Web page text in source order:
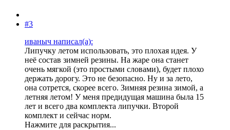
#3
иваныч написал(а):
Липучку летом использовать, это плохая идея. У
неё состав зимней резины. На жаре она станет
очень мягкой (это простыми словами), будет плохо
держать дорогу. Это не безопасно. Ну и за лето,
она сотрется, скорее всего. Зимняя резина зимой, а
летняя летом! У меня предидущая машина была 15
лет и всего два комплекта липучки. Второй
комплект и сейчас норм.
Нажмите для раскрытия...